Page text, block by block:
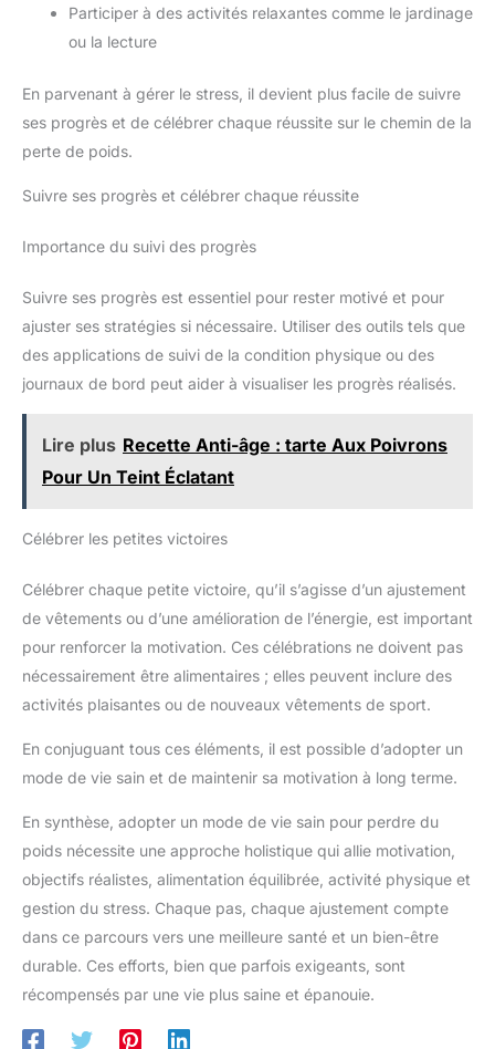
Participer à des activités relaxantes comme le jardinage
ou la lecture
En parvenant à gérer le stress, il devient plus facile de suivre
ses progrès et de célébrer chaque réussite sur le chemin de la
perte de poids.
Suivre ses progrès et célébrer chaque réussite
Importance du suivi des progrès
Suivre ses progrès est essentiel pour rester motivé et pour
ajuster ses stratégies si nécessaire. Utiliser des outils tels que
des applications de suivi de la condition physique ou des
journaux de bord peut aider à visualiser les progrès réalisés.
Lire plus Recette Anti-âge : tarte Aux Poivrons
Pour Un Teint Éclatant
Célébrer les petites victoires
Célébrer chaque petite victoire, qu’il s’agisse d’un ajustement
de vêtements ou d’une amélioration de l’énergie, est important
pour renforcer la motivation. Ces célébrations ne doivent pas
nécessairement être alimentaires ; elles peuvent inclure des
activités plaisantes ou de nouveaux vêtements de sport.
En conjuguant tous ces éléments, il est possible d’adopter un
mode de vie sain et de maintenir sa motivation à long terme.
En synthèse, adopter un mode de vie sain pour perdre du
poids nécessite une approche holistique qui allie motivation,
objectifs réalistes, alimentation équilibrée, activité physique et
gestion du stress. Chaque pas, chaque ajustement compte
dans ce parcours vers une meilleure santé et un bien-être
durable. Ces efforts, bien que parfois exigeants, sont
récompensés par une vie plus saine et épanouie.